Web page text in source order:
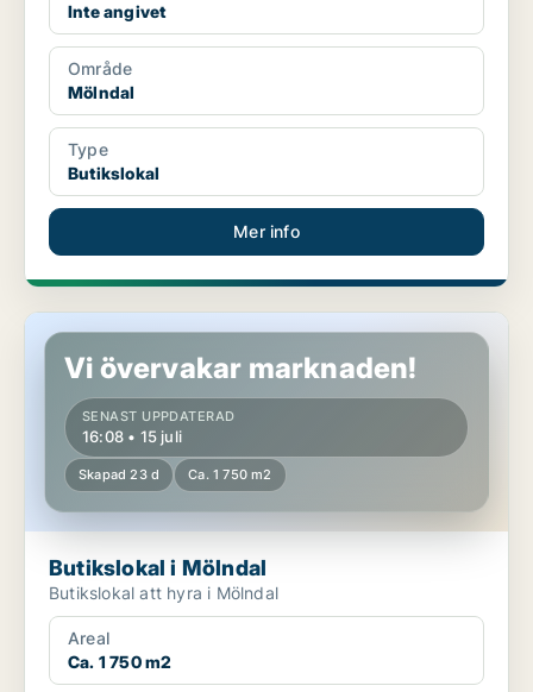
Inte angivet
Område
Mölndal
Type
Butikslokal
Mer info
Butikslokal i Mölndal
Vi övervakar marknaden!
SENAST UPPDATERAD
16:08 • 15 juli
Skapad 23 d Ca. 1 750 m2
Butikslokal i Mölndal
Butikslokal att hyra i Mölndal
Areal
Ca. 1 750 m2